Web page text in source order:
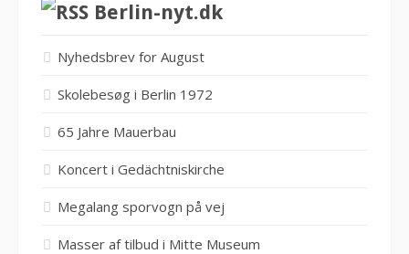
Berlin-nyt.dk
Nyhedsbrev for August
Skolebesøg i Berlin 1972
65 Jahre Mauerbau
Koncert i Gedächtniskirche
Megalang sporvogn på vej
Masser af tilbud i Mitte Museum